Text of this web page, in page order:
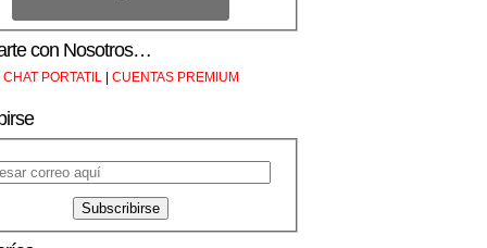
con Nosotros…
CHAT PORTATIL | CUENTAS PREMIUM